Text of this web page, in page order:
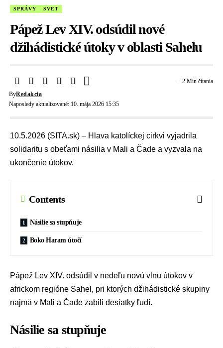
SPRÁVY SVET
Pápež Lev XIV. odsúdil nové
džihádistické útoky v oblasti Sahelu
Naposledy aktualizované: 10. mája 2026 15:35
ByRedakcia
2 Min čítania
10.5.2026 (SITA.sk) – Hlava katolíckej cirkvi vyjadrila
solidaritu s obeťami násilia v Mali a Čade a vyzvala na
ukončenie útokov.
Contents
Násilie sa stupňuje
Boko Haram útočí
Pápež Lev XIV. odsúdil v nedeľu novú vlnu útokov v
africkom regióne Sahel, pri ktorých džihádistické skupiny
najmä v Mali a Čade zabili desiatky ľudí.
Násilie sa stupňuje